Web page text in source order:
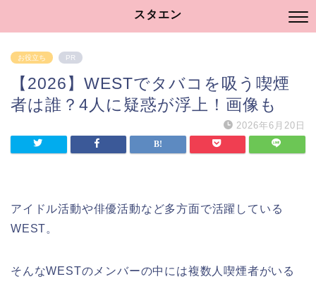
スタエン
お役立ち PR
【2026】WESTでタバコを吸う喫煙
者は誰？4人に疑惑が浮上！画像も
2026年6月20日
アイドル活動や俳優活動など多方面で活躍している
WEST。
そんなWESTのメンバーの中には複数人喫煙者がいる